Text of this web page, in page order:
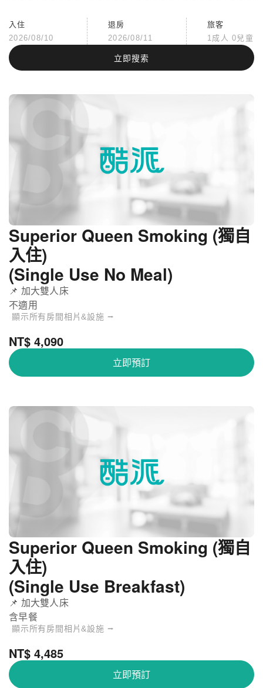
入住
2026/08/10
退房
2026/08/11
旅客
1成人 0兒童
立即搜索
Superior Queen Smoking (獨自
入住)
(Single Use No Meal)
📌 加大雙人床
不適用
顯示所有房間相片&設施 ⭢
NT$ 4,090
立即預訂
Superior Queen Smoking (獨自
入住)
(Single Use Breakfast)
📌 加大雙人床
含早餐
顯示所有房間相片&設施 ⭢
NT$ 4,485
立即預訂